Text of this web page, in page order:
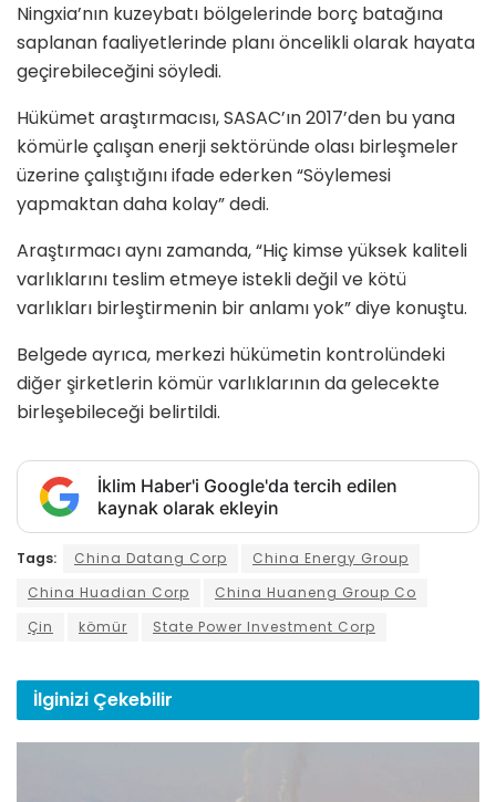
Ningxia’nın kuzeybatı bölgelerinde borç batağına
saplanan faaliyetlerinde planı öncelikli olarak hayata
geçirebileceğini söyledi.
Hükümet araştırmacısı, SASAC’ın 2017’den bu yana
kömürle çalışan enerji sektöründe olası birleşmeler
üzerine çalıştığını ifade ederken “Söylemesi
yapmaktan daha kolay” dedi.
Araştırmacı aynı zamanda, “Hiç kimse yüksek kaliteli
varlıklarını teslim etmeye istekli değil ve kötü
varlıkları birleştirmenin bir anlamı yok” diye konuştu.
Belgede ayrıca, merkezi hükümetin kontrolündeki
diğer şirketlerin kömür varlıklarının da gelecekte
birleşebileceği belirtildi.
İklim Haber'i Google'da tercih edilen
kaynak olarak ekleyin
Tags: China Datang Corp
China Energy Group
China Huadian Corp
China Huaneng Group Co
Çin
kömür State Power Investment Corp
İlginizi Çekebilir